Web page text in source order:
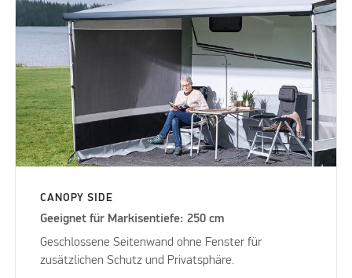
CANOPY SIDE
Geeignet für Markisentiefe: 250 cm
Geschlossene Seitenwand ohne Fenster für
zusätzlichen Schutz und Privatsphäre.